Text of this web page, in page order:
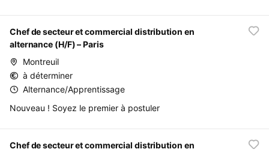
Chef de secteur et commercial distribution en
alternance (H/F) – Paris
Montreuil
à déterminer
Alternance/Apprentissage
Nouveau ! Soyez le premier à postuler
Chef de secteur et commercial distribution en